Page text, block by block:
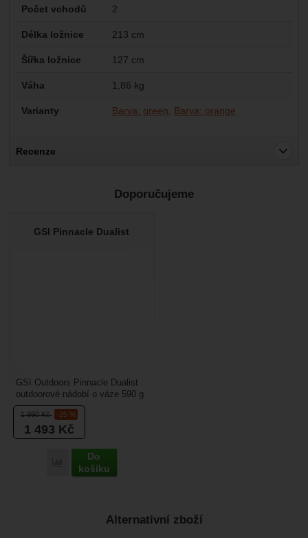
Počet vchodů 2
Délka ložnice 213 cm
Šířka ložnice 127 cm
Váha 1,86 kg
Varianty Barva: green Barva: orange
Recenze
Nebyla přidána žádná recenze.
Doporučujeme
GSI Pinnacle Dualist
1 990Kč -25 %
1 493 Kč
Porovnat
Do
košíku
GSI Outdoors Pinnacle Dualist :
outdoorové nádobí o váze 590 g
je určené pro 2 osoby. Sada byla
oceněna...
Alternativní zboží